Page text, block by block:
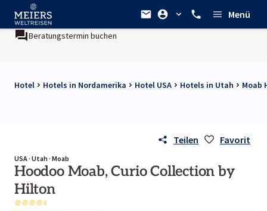
Menü
buchen Ein Unternehmen der
Hotel Hotels in Nordamerika Hotel USA Hotels in Utah Moab
Teilen Favorit
USA · Utah · Moab
Hoodoo Moab, Curio Collection by
Hilton